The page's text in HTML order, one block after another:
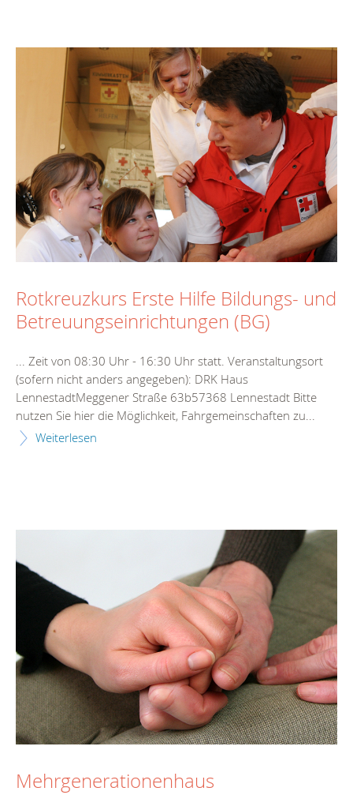
Rotkreuzkurs Erste Hilfe Bildungs- und
Betreuungseinrichtungen (BG)
... Zeit von 08:30 Uhr - 16:30 Uhr statt. Veranstaltungsort
(sofern nicht anders angegeben): DRK Haus
LennestadtMeggener Straße 63b57368 Lennestadt Bitte
nutzen Sie hier die Möglichkeit, Fahrgemeinschaften zu...
Weiterlesen
Mehrgenerationenhaus